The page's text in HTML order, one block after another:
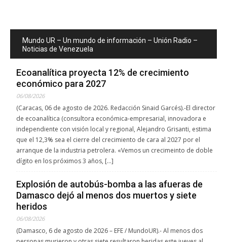
Mundo UR – Un mundo de información – Unión Radio –
Noticias de Venezuela
Ecoanalítica proyecta 12% de crecimiento
económico para 2027
06/08/2026
(Caracas, 06 de agosto de 2026. Redacción Sinaid Garcés).-El director
de ecoanalítica (consultora económica-empresarial, innovadora e
independiente con visión local y regional, Alejandro Grisanti, estima
que el 12,3% sea el cierre del crecimiento de cara al 2027 por el
arranque de la industria petrolera. «Vemos un crecimeinto de doble
dígito en los próximos 3 años, […]
Explosión de autobús-bomba a las afueras de
Damasco dejó al menos dos muertos y siete
heridos
06/08/2026
(Damasco, 6 de agosto de 2026 – EFE / MundoUR).- Al menos dos